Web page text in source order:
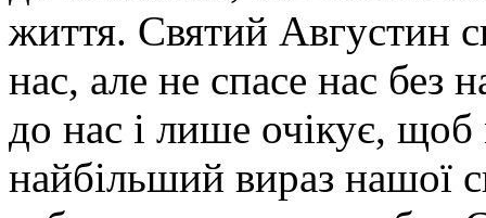
життя. Святий Августин
нас, але не спасе нас без
до нас і лише очікує,
найбільший вираз нашої